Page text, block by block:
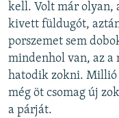
kell. Volt már olyan,
kivett füldugót,
porszemet sem
mindenhol van, az a
hatodik zokni. Millió
még öt csomag új
a párját.